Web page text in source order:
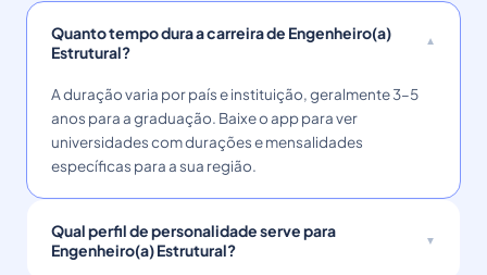
Quanto tempo dura a carreira de Engenheiro(a)
Estrutural?
A duração varia por país e instituição, geralmente 3–5
anos para a graduação. Baixe o app para ver
universidades com durações e mensalidades
específicas para a sua região.
Qual perfil de personalidade serve para
Engenheiro(a) Estrutural?